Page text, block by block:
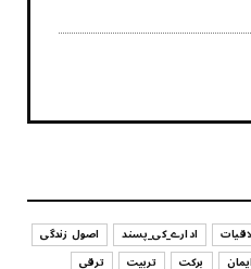
سے منظم کر رہے ہیں
ادارے_کی_پسند
اصول زندگی
ایمان برکت تربیت
ترقی